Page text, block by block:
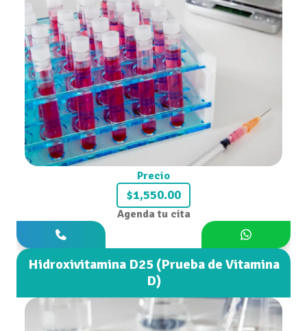
Precio
$1,550.00
Agenda tu cita
Hidroxivitamina D25 (Prueba de Vitamina
D)